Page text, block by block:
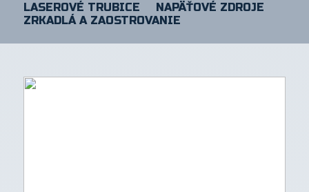
LASEROVÉ TRUBICE
NAPÄŤOVÉ ZDROJE
ZRKADLÁ A ZAOSTROVANIE